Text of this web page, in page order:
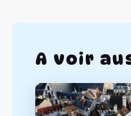
A voir